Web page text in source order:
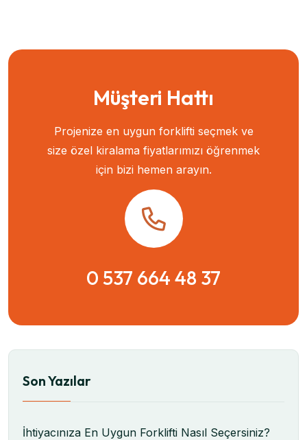
Müşteri Hattı
Projenize en uygun forklifti seçmek ve
size özel kiralama fiyatlarımızı öğrenmek
için bizi hemen arayın.
0 537 664 48 37
Son Yazılar
İhtiyacınıza En Uygun Forklifti Nasıl Seçersiniz?